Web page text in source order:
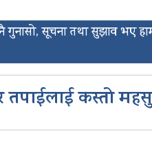
गुनासो, सूचना तथा सुझाव भए
तपाईलाई कस्तो